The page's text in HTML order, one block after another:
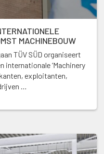
MACHINEBOUW
TÜV SÜD organiseert
internationale ‘Machinery
exploitanten,
…